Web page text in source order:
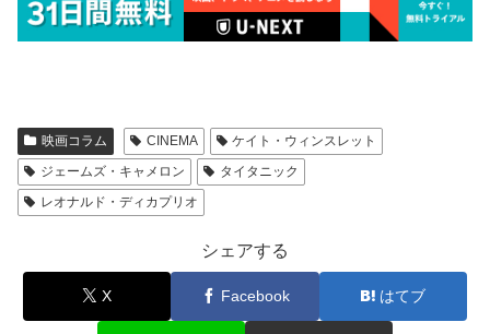
映画コラム CINEMA
ケイト・ウィンスレット
ジェームズ・キャメロン
タイタニック
レオナルド・ディカプリオ
シェアする
X Facebook はてブ